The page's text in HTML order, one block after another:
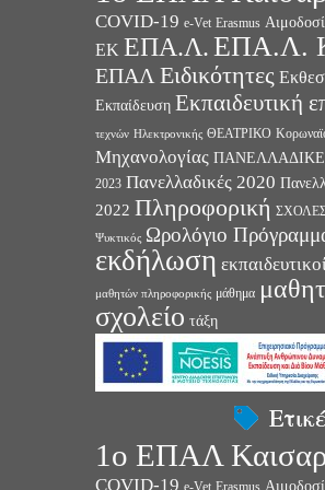
COVID-19 e-Vet Erasmus
ΕΚ ΕΠΑ.Λ.ΕΠΑ.Λ.
ΕΠΑΛ Ειδικότητες
Εκπαίδευση Εκπαιδευτική
τεχνών Ηλεκτρονικής ΘΕΑΤΡΙΚΟ
Μηχανολογίας
2023 Πανελλαδικές 2020
2022 Πληροφορική
Ψυκτικός Ωρολόγιο
εκδήλωση
μαθητών πληροφορικής μάθημα
σχολείο τάξη
1ο ΕΠΑΛ
COVID-19